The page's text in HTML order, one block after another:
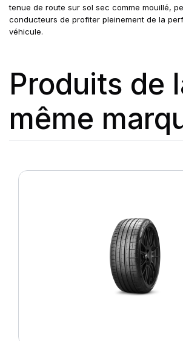
tenue de route sur sol sec comme mouillé,
conducteurs de profiter pleinement de la
véhicule.
Produits de
même